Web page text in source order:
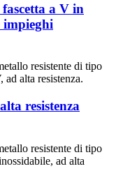
a V in
impieghi
resistenza